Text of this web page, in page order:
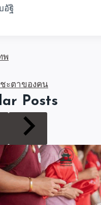
อัฐิ
พ
ะตาของคน
Posts